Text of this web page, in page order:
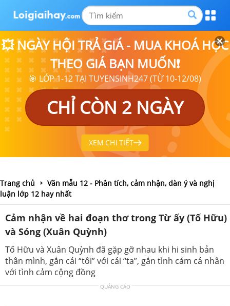
💥 NGÀY HỘI TRẢ GIÁ - MUA KHOÁ HỌC
THEO GIÁ BẠN MUỐN❗
🎯 LỚP 1-12 TẠI TUYENSINH247 (TỪ 10-12/08)
CHỈ CÒN 2 NGÀY
XEM CHI TIẾT
Trang chủ
Văn mẫu 12 - Phân tích, cảm nhận, dàn ý và nghị
luận lớp 12 hay nhất
Cảm nhận về hai đoạn thơ trong Từ ấy (Tố Hữu)
và Sóng (Xuân Quỳnh)
Tố Hữu và Xuân Quỳnh đã gặp gỡ nhau khi hi sinh bản
thân mình, gắn cái “tôi” với cái “ta”, gắn tình cảm cá nhân
với tình cảm cộng đồng
QUẢNG CÁO